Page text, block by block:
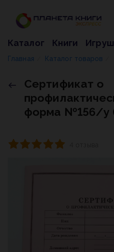
Каталог Книги
Главная Каталог товаров
Сертификат о
форма №156/